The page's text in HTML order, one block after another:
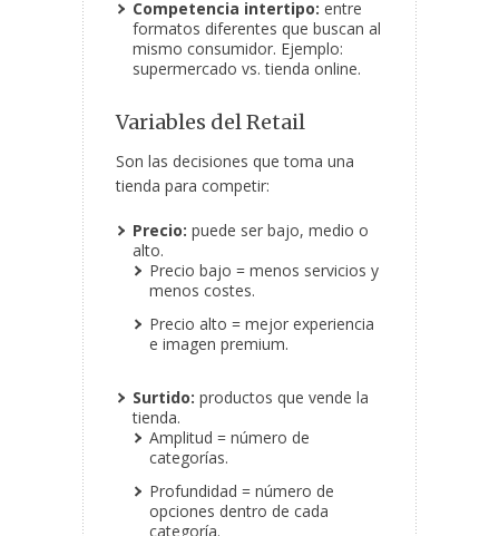
Competencia intertipo: entre
formatos diferentes que buscan al
mismo consumidor. Ejemplo:
supermercado vs. tienda online.
Variables del Retail
Son las decisiones que toma una
tienda para competir:
Precio: puede ser bajo, medio o
alto.
Precio bajo = menos servicios y
menos costes.
Precio alto = mejor experiencia
e imagen premium.
Surtido: productos que vende la
tienda.
Amplitud = número de
categorías.
Profundidad = número de
opciones dentro de cada
categoría.